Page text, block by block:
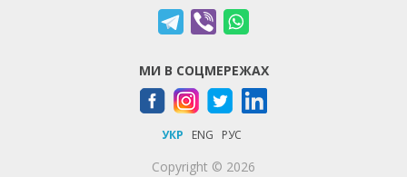
МИ В СОЦМЕРЕЖАХ
УКР ENG РУС
Copyright © 2026